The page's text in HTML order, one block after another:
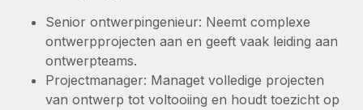
Senior ontwerpingenieur: Neemt complexe
ontwerpprojecten aan en geeft vaak leiding aan
ontwerpteams.
Projectmanager: Managet volledige projecten
van ontwerp tot voltooiing en houdt toezicht op